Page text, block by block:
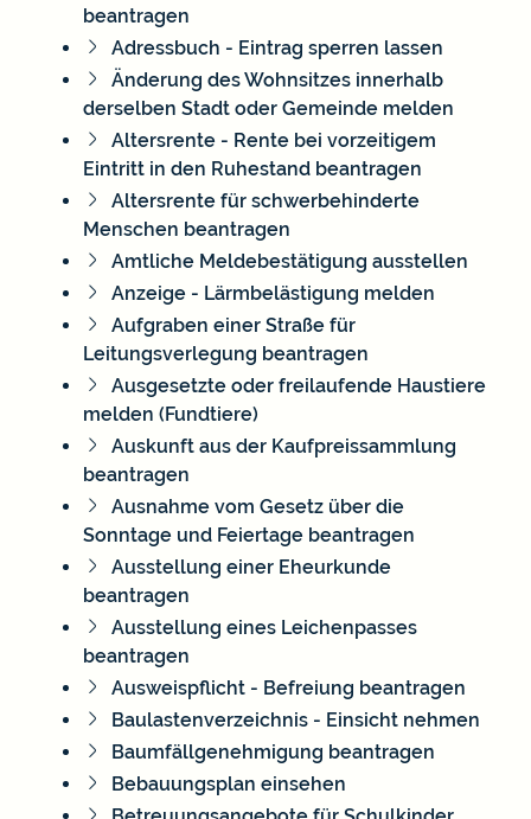
beantragen
Adressbuch - Eintrag sperren lassen
Änderung des Wohnsitzes innerhalb
derselben Stadt oder Gemeinde melden
Altersrente - Rente bei vorzeitigem
Eintritt in den Ruhestand beantragen
Altersrente für schwerbehinderte
Menschen beantragen
Amtliche Meldebestätigung ausstellen
Anzeige - Lärmbelästigung melden
Aufgraben einer Straße für
Leitungsverlegung beantragen
Ausgesetzte oder freilaufende Haustiere
melden (Fundtiere)
Auskunft aus der Kaufpreissammlung
beantragen
Ausnahme vom Gesetz über die
Sonntage und Feiertage beantragen
Ausstellung einer Eheurkunde
beantragen
Ausstellung eines Leichenpasses
beantragen
Ausweispflicht - Befreiung beantragen
Baulastenverzeichnis - Einsicht nehmen
Baumfällgenehmigung beantragen
Bebauungsplan einsehen